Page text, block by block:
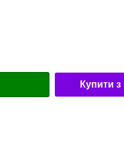
Купити з